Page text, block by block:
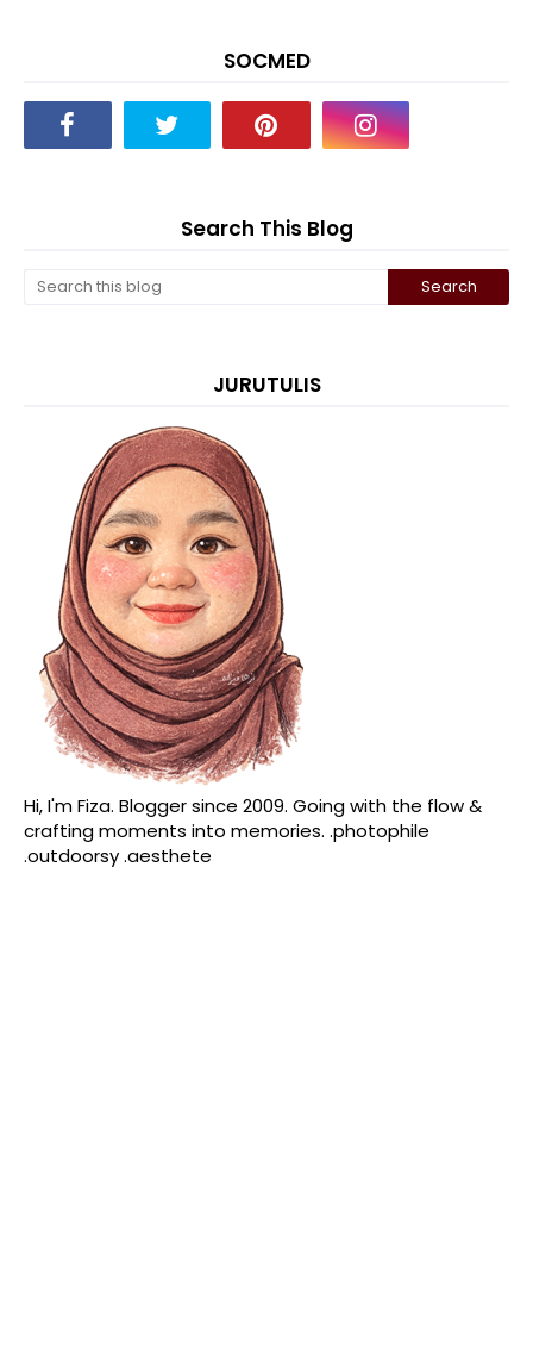
SOCMED
Search This Blog
JURUTULIS
Hi, I'm Fiza. Blogger since 2009. Going with the flow &
crafting moments into memories. .photophile
.outdoorsy .aesthete